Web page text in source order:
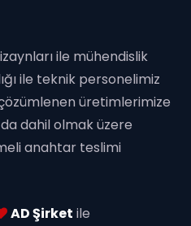
ile mühendislik
ile teknik personelimiz
üretimlerimize
dahil olmak üzere
anahtar teslimi
AD Şirket ile